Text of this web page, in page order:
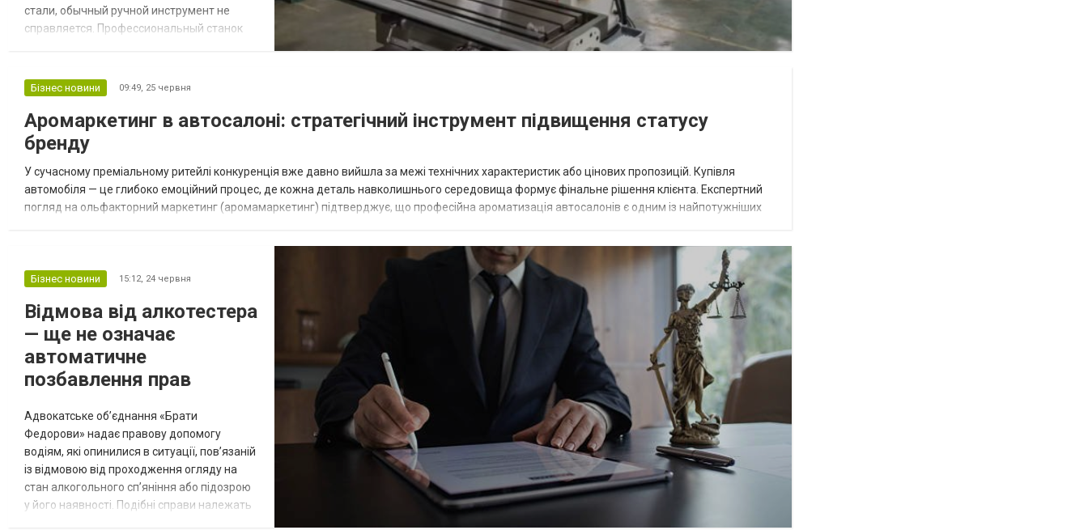
стали, обычный ручной инструмент не
справляется. Профессиональный станок
исключить увод сверла в сторону. Такое
оборудование существенно разгружает
мастеров и помогает избежать брака при
серийном выпуске. Основные
разновидности сверлильного обору...
Бізнес новини 09:49, 25 червня
Аромаркетинг в автосалоні: стратегічний інструмент підвищення статусу
бренду
У сучасному преміальному ритейлі конкуренція вже давно вийшла за межі технічних характеристик або цінових пропозицій. Купівля
автомобіля — це глибоко емоційний процес, де кожна деталь навколишнього середовища формує фінальне рішення клієнта. Експертний
погляд на ольфакторний маркетинг (аромамаркетинг) підтверджує, що професійна ароматизація автосалонів є одним із найпотужніших
Бізнес новини 15:12, 24 червня
Відмова від алкотестера
— ще не означає
автоматичне
позбавлення прав
Адвокатське об’єднання «Брати
Федорови» надає правову допомогу
водіям, які опинилися в ситуації, пов’язаній
із відмовою від проходження огляду на
стан алкогольного сп’яніння або підозрою
у його наявності. Подібні справи належать